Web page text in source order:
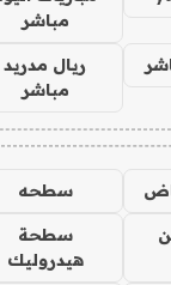
مباشر
ريال مدريد
مباشر
سطحه
سطحة
هيدروليك